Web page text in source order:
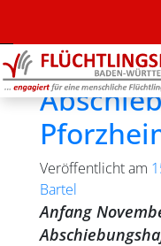
Nach
Veröffentlicht am
Bartel
Anfang